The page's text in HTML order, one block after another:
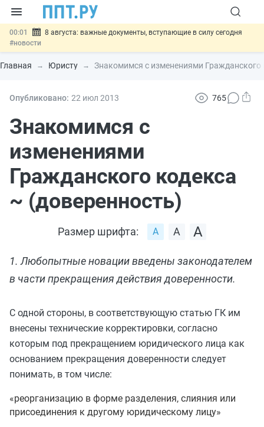
00:01
8 августа: важные документы, вступающие в силу сегодня
#новости
07.08 Подписан закон о блокировке продажи опасных товаров через
«Честный знак»#новости
07.08 Госпошлину за устранение ошибок в документах предлагают
07.08
отношений #новости
Главная Юристу Знакомимся с изменениями Гражданского
Опубликовано: 22 июл 2013 765
Знакомимся с
изменениями
Гражданского кодекса
~ (доверенность)
Размер шрифта:
1. Любопытные новации введены законодателем
в части прекращения действия доверенности.
С одной стороны, в соответствующую статью ГК им
внесены технические корректировки, согласно
которым под прекращением юридического лица как
основанием прекращения доверенности следует
понимать, в том числе:
«реорганизацию в форме разделения, слияния или
присоединения к другому юридическому лицу»